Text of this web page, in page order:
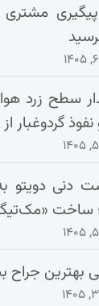
مشتری
سطح زرد
نفوذ گردوغبار
ساخت
بهترین جراح